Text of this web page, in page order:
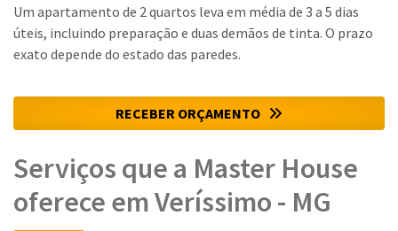
Um apartamento de 2 quartos leva em média de 3 a 5 dias
úteis, incluindo preparação e duas demãos de tinta. O prazo
exato depende do estado das paredes.
RECEBER ORÇAMENTO
Serviços que a Master House
oferece em Veríssimo - MG